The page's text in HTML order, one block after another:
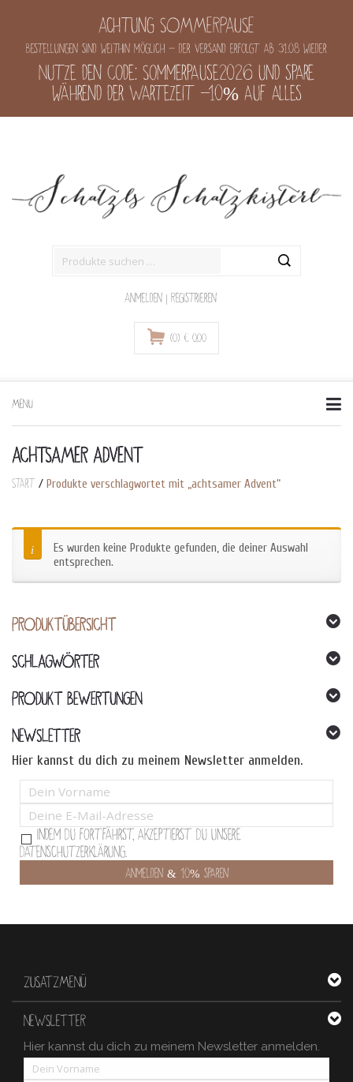
Achtung SOMMERPAUSE
Bestellungen sind weithin möglich - der Versand erfolgt ab 31.08 wieder
Nutze den Code: Sommerpause2026 und spare
während der Wartezeit -10% auf alles
Anmelden | Registrieren
(0) € 0,00
MENU
to
ACHTSAMER ADVENT
Start / Produkte verschlagwortet mit „achtsamer Advent“
Es wurden keine Produkte gefunden, die deiner Auswahl
entsprechen.
PRODUKTÜBERSICHT
SCHLAGWÖRTER
PRODUKT BEWERTUNGEN
NEWSLETTER
Hier kannst du dich zu meinem Newsletter anmelden.
Indem Du fortfährst, akzeptierst Du unsere
Datenschutzerklärung.
ZUSATZMENÜ
NEWSLETTER
Hier kannst du dich zu meinem Newsletter anmelden.